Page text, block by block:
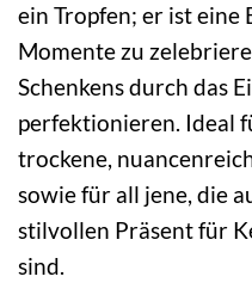
ein Tropfen; er ist eine
Momente zu
Schenkens durch das
perfektionieren. Ideal
trockene,
sowie für all jene, die
stilvollen Präsent für
sind.